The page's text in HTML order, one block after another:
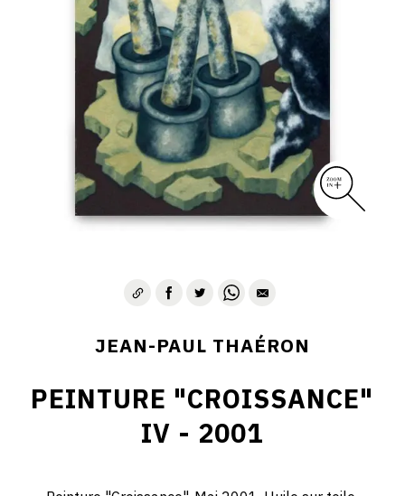
SCULPTURE
CONTACT
JEAN-PAUL THAÉRON
PEINTURE "CROISSANCE"
IV - 2001